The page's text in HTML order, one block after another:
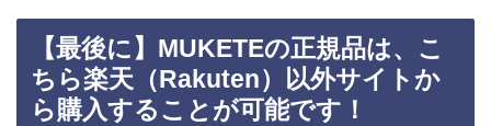
【最後に】MUKETEの正規品は、こ
ちら楽天（Rakuten）以外サイトか
ら購入することが可能です！